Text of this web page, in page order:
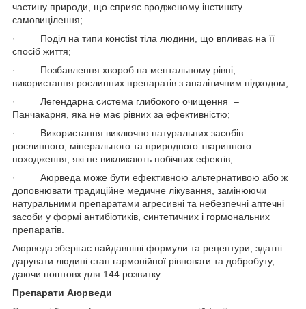
частину природи, що сприяє вродженому інстинкту
самовицілення;
· Поділ на типи консtist тіла людини, що впливає на її
спосіб життя;
· Позбавлення хвороб на ментальному рівні,
використання рослинних препаратів з аналітичним підходом;
· Легендарна система глибокого очищення –
Панчакарня, яка не має рівних за ефективністю;
· Використання виключно натуральних засобів
рослинного, мінерального та природного тваринного
походження, які не викликають побічних ефектів;
· Аюрведа може бути ефективною альтернативою або ж
доповнювати традиційне медичне лікування, замінюючи
натуральними препаратами агресивні та небезпечні аптечні
засоби у формі антибіотиків, синтетичних і гормональних
препаратів.
Аюрведа зберігає найдавніші формули та рецептури, здатні
дарувати людині стан гармонійної рівноваги та добробуту,
даючи поштовх для 144 розвитку.
Препарати Аюрведи